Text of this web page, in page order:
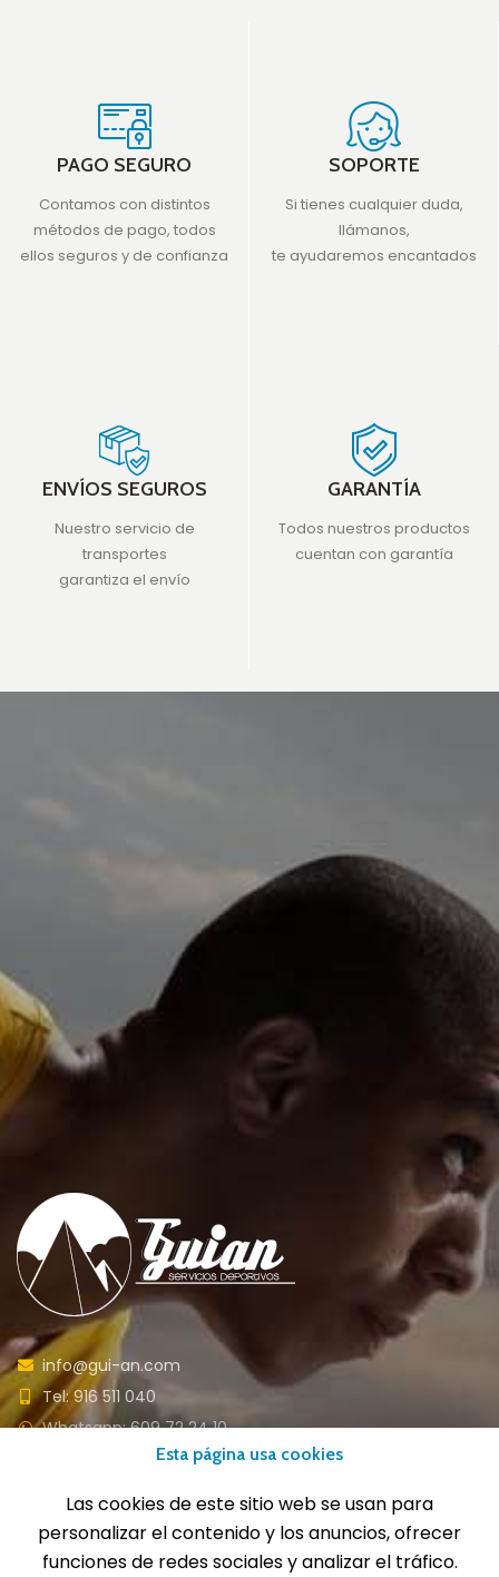
PAGO SEGURO
Contamos con distintos
métodos de pago, todos
ellos seguros y de confianza
SOPORTE
Si tienes cualquier duda,
llámanos,
te ayudaremos encantados
ENVÍOS SEGUROS
Nuestro servicio de
transportes
garantiza el envío
GARANTÍA
Todos nuestros productos
cuentan con garantía
info@gui-an.com
Tel: 916 511 040
Whatsapp: 609 72 24 10
Fax: 916 537 814Esta página usa cookies
Las cookies de este sitio web se usan para
personalizar el contenido y los anuncios, ofrecer
funciones de redes sociales y analizar el tráfico.